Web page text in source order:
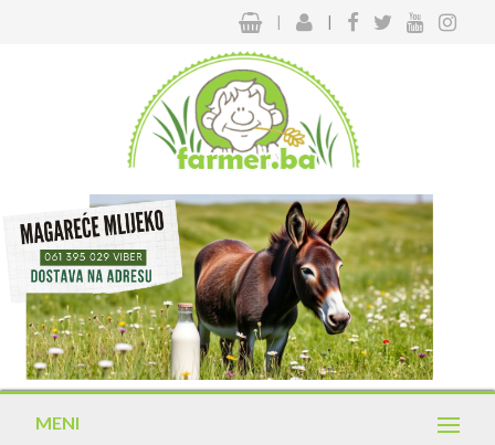
| |
MENI